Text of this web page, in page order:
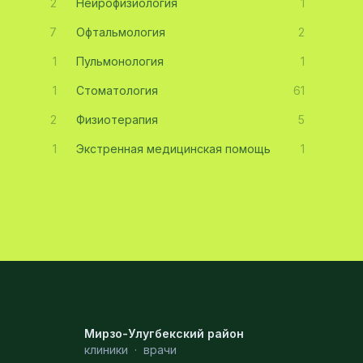
2 Нейрофизиология 1
7 Офтальмология 2
1 Пульмонология 1
1 Стоматология 61
2 Физиотерапия 5
1 Экстренная медицинская помощь 1
Мирзо-Улугбекский район
клиники · врачи